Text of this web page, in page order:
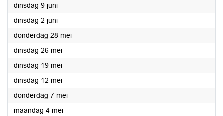
dinsdag 9 juni2026
dinsdag 2 juni2026
donderdag 28 mei2026
dinsdag 26 mei2026
dinsdag 19 mei2026
dinsdag 12 mei2026
donderdag 7 mei2026
maandag 4 mei2026